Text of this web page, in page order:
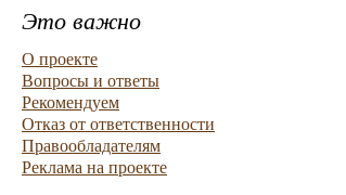
Это важно
О проекте
Вопросы и ответы
Рекомендуем
Отказ от ответственности
Правообладателям
Реклама на проекте